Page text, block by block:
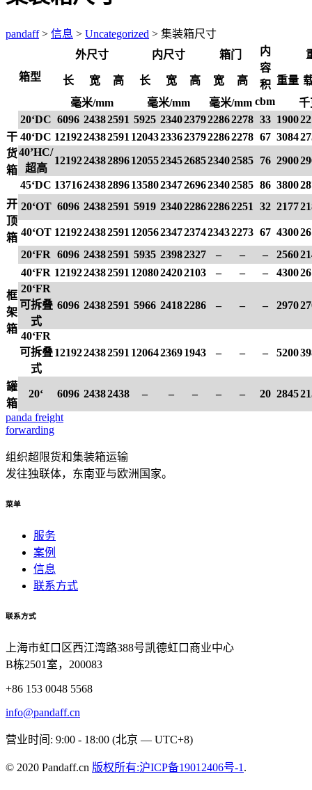
pandaff> 信息 > Uncategorized > 集装箱尺寸
箱型
外尺寸 内尺寸 箱门
内
容
积
长 宽 高 长 宽 高 宽 高 重量
毫米/mm
毫米/mm 毫米/mm cbm 千
干
货
箱
20‘DC 6096 24382591 5925 2340237922862278 33 1900
40‘DC 1219224382591 120432336237922862278 67 3084
40’HC/
超高
1219224382896120552345268523402585 76 2900
45‘DC 1371624382896135802347269623402585 86 3800
开
顶
箱
20‘OT 6096 24382591 5919 2340228622862251 32 2177
40‘OT 1219224382591 120562347237423432273 67 4300
框
架
箱
20‘FR 6096 24382591 5935 23982327 – – – 2560
40‘FR 1219224382591 1208024202103 – – – 4300
20‘FR
可拆叠
式
6096 24382591 5966 24182286 – – – 2970
40‘FR
可拆叠
式
1219224382591 1206423691943 – – – 5200
罐
箱
20‘ 6096 24382438 – – – – – 20 2845
panda freight
forwarding
组织超限货和集装箱运输
发往独联体，东南亚与欧洲国家。
菜单
服务
案例
信息
联系方式
联系方式
上海市虹口区西江湾路388号凯德虹口商业中心
B栋2501室，200083
+86 153 0048 5568
info@pandaff.cn
营业时间: 9:00 - 18:00 (北京 — UTC+8)
© 2020 Pandaff.cn 版权所有:沪ICP备19012406号-1 .